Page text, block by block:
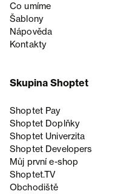
Co umíme
Šablony
Nápověda
Kontakty
Skupina Shoptet
Shoptet Pay
Shoptet Doplňky
Shoptet Univerzita
Shoptet Developers
Můj první e-shop
Shoptet.TV
Obchodiště